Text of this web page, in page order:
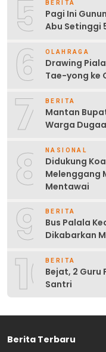
5 BERITA
Pagi Ini
Abu Setinggi
6 OLAHRAGA
Drawing
Tae-yong ke
7 BERITA
Mantan
Warga
8 NASIONAL
Didukung
Melenggang
Mentawai
9 BERITA
Bus Palala
Dikabarkan
10BERITA
Bejat, 2 Guru
Santri
Berita Terbaru